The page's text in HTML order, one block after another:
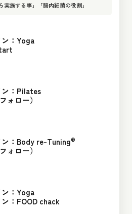
実施する事」
「腸内細菌の役割」
：Yoga
ン：Pilates
ォロー）
ン：Body re-Tuning®︎
ォロー）
：Yoga
：FOOD chack